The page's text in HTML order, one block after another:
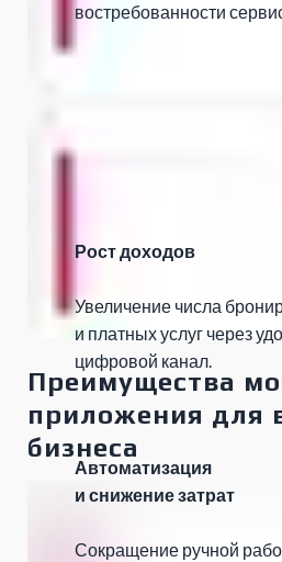
Автоматизация
и снижение затрат
Сокращение ручной
Рост доходов
Увеличение числа
и платных услуг через
цифровой канал.
востребованности
Преимущества
приложения для
бизнеса